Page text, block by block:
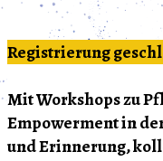
Registrierung
Mit Workshops zu
Empowerment in
und Erinnerung,